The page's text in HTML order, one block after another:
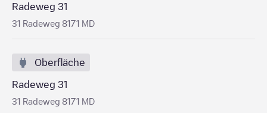
Radeweg 31
31 Radeweg 8171 MD
Oberfläche
Radeweg 31
31 Radeweg 8171 MD